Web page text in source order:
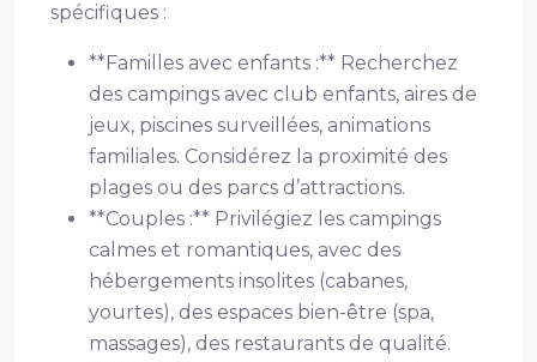
spécifiques :
**Familles avec enfants :** Recherchez
des campings avec club enfants, aires de
jeux, piscines surveillées, animations
familiales. Considérez la proximité des
plages ou des parcs d’attractions.
**Couples :** Privilégiez les campings
calmes et romantiques, avec des
hébergements insolites (cabanes,
yourtes), des espaces bien-être (spa,
massages), des restaurants de qualité.